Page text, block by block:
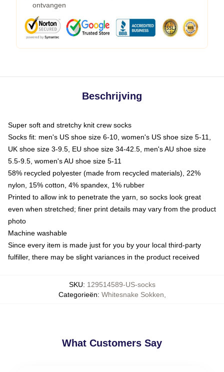
ontvangen
Beschrijving
Super soft and stretchy knit crew socks
Socks fit: men's US shoe size 6-10, women's US shoe size 5-11,
UK shoe size 3-9.5, EU shoe size 34-42.5, men's AU shoe size
5.5-9.5, women's AU shoe size 5-11
58% recycled polyester (made from recycled materials), 22%
nylon, 15% cotton, 4% spandex, 1% rubber
Printed to allow ink to penetrate the yarn, so socks look great
even when stretched; finer print details may vary from the product
photo
Machine washable
Since every item is made just for you by your local third-party
fulfiller, there may be slight variances in the product received
SKU: 129514589-US-socks
Categorieën: Whitesnake Sokken
What Customers Say